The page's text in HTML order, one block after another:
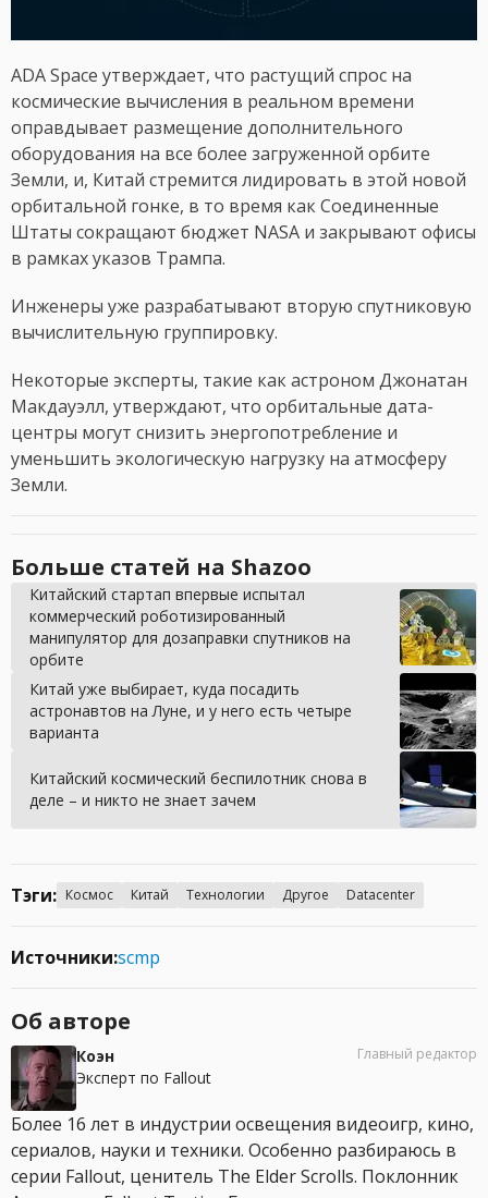
ADA Space утверждает, что растущий спрос на
космические вычисления в реальном времени
оправдывает размещение дополнительного
оборудования на все более загруженной орбите
Земли, и, Китай стремится лидировать в этой новой
орбитальной гонке, в то время как Соединенные
Штаты сокращают бюджет NASA и закрывают офисы
в рамках указов Трампа.
Инженеры уже разрабатывают вторую спутниковую
вычислительную группировку.
Некоторые эксперты, такие как астроном Джонатан
Макдауэлл, утверждают, что орбитальные дата-
центры могут снизить энергопотребление и
уменьшить экологическую нагрузку на атмосферу
Земли.
Больше статей на Shazoo
Китайский стартап впервые испытал
коммерческий роботизированный
манипулятор для дозаправки спутников на
орбите
Китай уже выбирает, куда посадить
астронавтов на Луне, и у него есть четыре
варианта
Китайский космический беспилотник снова в
деле – и никто не знает зачем
Тэги: Космос Китай Технологии Другое Datacenter
Источники:scmp
Об авторе
Коэн
Эксперт по Fallout
Главный редактор
Более 16 лет в индустрии освещения видеоигр, кино,
сериалов, науки и техники. Особенно разбираюсь в
серии Fallout, ценитель The Elder Scrolls. Поклонник